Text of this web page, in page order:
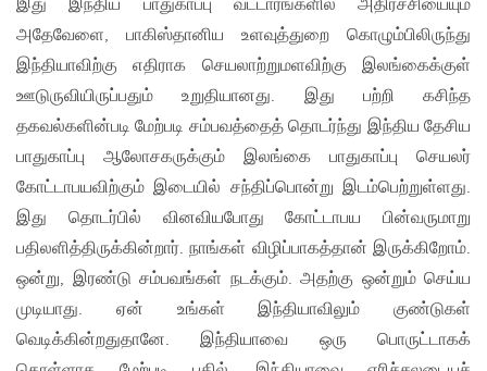
இது இந்திய பாதுகாப்பு வட்டாரங்களில் அதிர்ச்சியையும்
அதேவேளை, பாகிஸ்தானிய உளவுத்துறை கொழும்பிலிருந்து
இந்தியாவிற்கு எதிராக செயலாற்றுமளவிற்கு இலங்கைக்குள்
ஊடுருவியிருப்பதும் உறுதியானது. இது பற்றி கசிந்த
தகவல்களின்படி மேற்படி சம்பவத்தைத் தொடர்ந்து இந்திய தேசிய
பாதுகாப்பு ஆலோசகருக்கும் இலங்கை பாதுகாப்பு செயலர்
கோட்டாபயவிற்கும் இடையில் சந்திப்பொன்று இடம்பெற்றுள்ளது.
இது தொடர்பில் வினவியபோது கோட்டாபய பின்வருமாறு
பதிலளித்திருக்கின்றார். நாங்கள் விழிப்பாகத்தான் இருக்கிறோம்.
ஒன்று, இரண்டு சம்பவங்கள் நடக்கும். அதற்கு ஒன்றும் செய்ய
முடியாது. ஏன் உங்கள் இந்தியாவிலும் குண்டுகள்
வெடிக்கின்றதுதானே. இந்தியாவை ஒரு பொருட்டாகக்